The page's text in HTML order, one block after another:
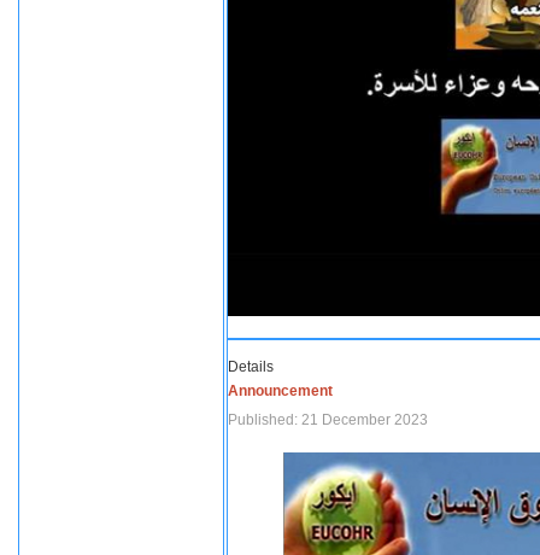
Details
Announcement
Published: 21 December 2023